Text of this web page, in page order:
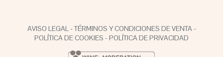
AVISO LEGAL-TÉRMINOS Y CONDICIONES DE VENTA-
POLÍTICA DE COOKIES - POLÍTICA DE PRIVACIDAD